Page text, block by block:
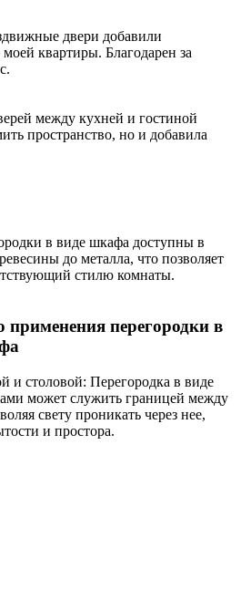
двери добавили
квартиры. Благодарен за
между кухней и гостиной
пространство, но и добавила
в виде шкафа доступны в
до металла, что позволяет
стилю комнаты.
перегородки в
и столовой: Перегородка в виде
может служить границей между
свету проникать через нее,
и простора.